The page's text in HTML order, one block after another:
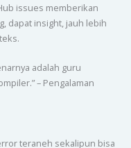
issues memberikan
dapat insight, jauh lebih
adalah guru
– Pengalaman
teraneh sekalipun bisa